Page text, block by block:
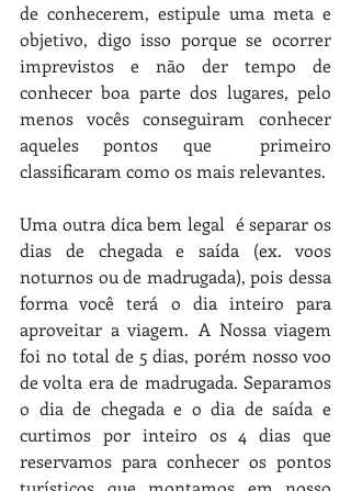
de conhecerem, estipule uma meta e
objetivo, digo isso porque se ocorrer
imprevistos e não der tempo de
conhecer boa parte dos lugares, pelo
menos vocês conseguiram conhecer
aqueles pontos que  primeiro
classificaram como os mais relevantes.
Uma outra dica bem legal  é separar os
dias de chegada e saída (ex. voos
noturnos ou de madrugada), pois dessa
forma você terá o dia inteiro para
aproveitar a viagem. A Nossa viagem
foi no total de 5 dias, porém nosso voo
de volta era de madrugada. Separamos
o dia de chegada e o dia de saída e
curtimos por inteiro os 4 dias que
reservamos para conhecer os pontos